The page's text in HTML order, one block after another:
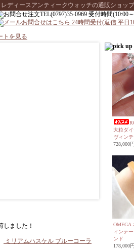
ディースアンティークウォッチの通販ショッ
しました！
ミリアムハスケル ブルーコーラ
大粒ダ
ヴィン
728,000
OMEGA
ィンテ
ンド
178,000